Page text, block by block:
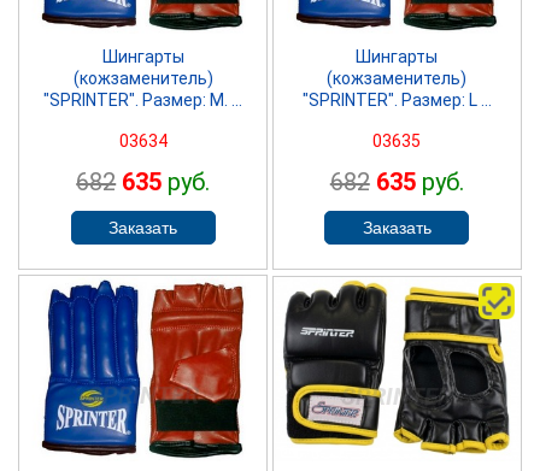
Шингарты
(кожзаменитель)
"SPRINTER". Размер: М. ...
03634
682 635 руб.
Шингарты
(кожзаменитель)
"SPRINTER". Размер: L ...
03635
682 635руб.
SPRINTER SPRINTER